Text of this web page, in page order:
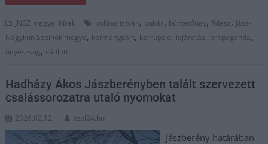
JNSZ megyei hírek boldog istván, bukás, büntetőügy, fidesz, Jász-
Nagykun Szolnok megye, kormánypárt, korrupció, lejáratás, propaganda,
ügyészség,vádlott
Hadházy Ákos Jászberényben talált szervezett
csalássorozatra utaló nyomokat
2026.02.12. szol24.hu
Jászberény határában